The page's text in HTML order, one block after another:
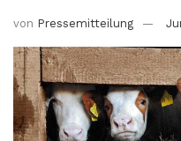
von Pressemitteilung